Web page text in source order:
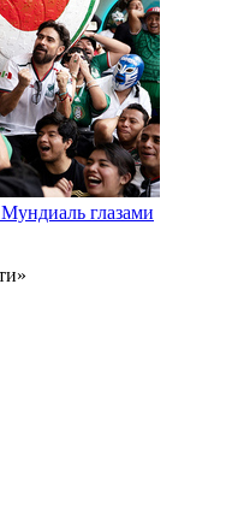
глазами